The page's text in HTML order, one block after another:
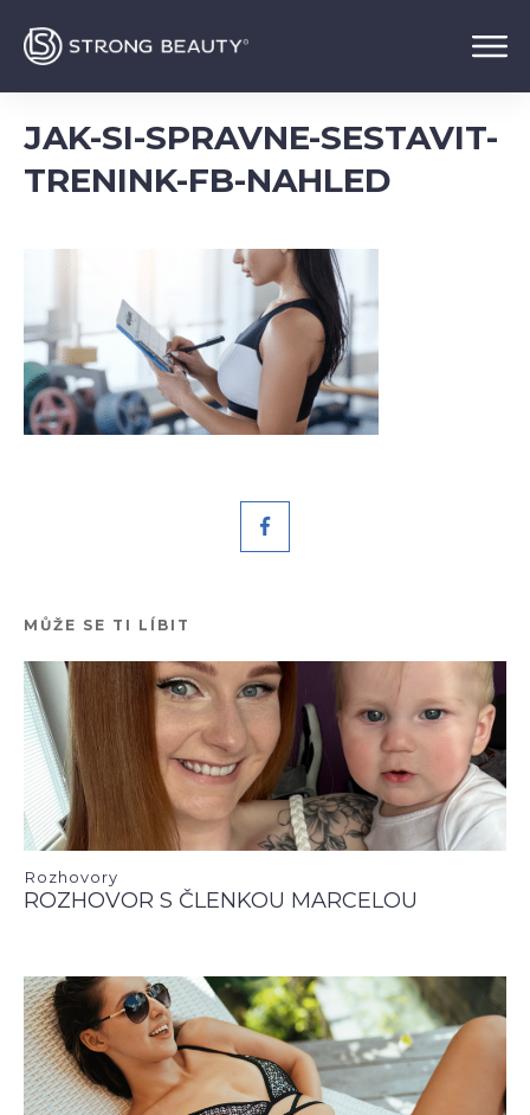
JAK-SI-SPRAVNE-SESTAVIT-
TRENINK-FB-NAHLED
MŮŽE SE TI LÍBIT
Rozhovory
ROZHOVOR S ČLENKOU MARCELOU